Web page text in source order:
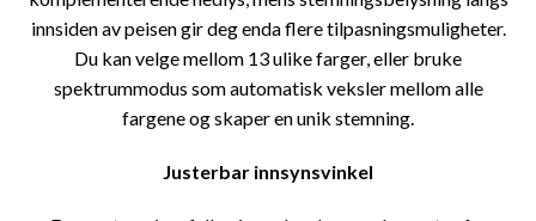
innsiden av peisen gir deg enda flere tilpasningsmuligheter.
Du kan velge mellom 13 ulike farger, eller bruke
spektrummodus som automatisk veksler mellom alle
fargene og skaper en unik stemning.
Justerbar innsynsvinkel